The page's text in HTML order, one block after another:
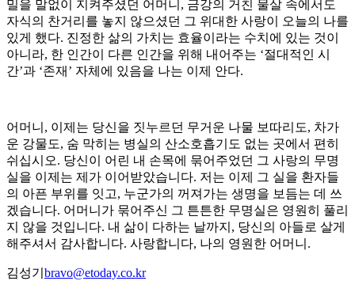
밀을 말없이 지켜주셨던 어머니, 금강의 거친 물살 속에서도
자식의 찬거리를 놓지 않으셨던 그 위대한 사랑이 오늘의 나를
있게 했다.​ 진정한 삶의 가치는 효율이라는 수치에 있는 것이
아니라, 한 인간이 다른 인간을 위해 내어주는 ‘절대적인 시
간’과 ‘존재’ 자체에 있음을 나는 이제 안다.
​어머니, 이제는 당신을 짓누르던 무거운 나물 보따리도, 차가
운 강물도, 숨 막히는 병실의 산소호흡기도 없는 곳에서 편히
쉬십시오. 당신이 어린 내 손목에 묶어주었던 그 사랑의 무명
실을 이제는 제가 이어받았습니다. 저는 이제 그 실을 환자들
의 아픈 부위를 잇고, 누군가의 꺼져가는 생명을 보듬는 데 쓰
겠습니다. ​어머니가 묶어주신 그 튼튼한 무명실은 영원히 풀리
지 않을 것입니다. 내 삶이 다하는 날까지, 당신의 아들로 살게
해주셔서 감사합니다.​ 사랑합니다, 나의 영원한 어머니.
김성기 bravo@etoday.co.kr